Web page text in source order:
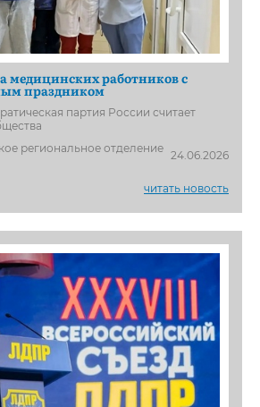
медицинских работников с
праздником
партия России считает
региональное отделение 24.06.2026
читать новость